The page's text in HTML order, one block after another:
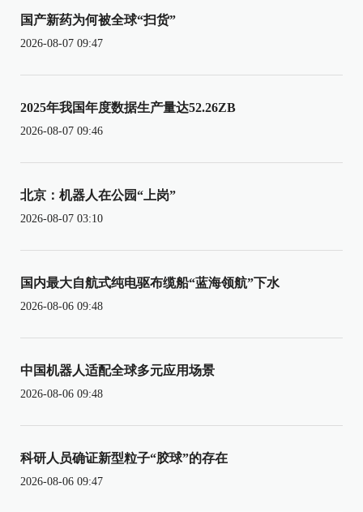
国产新药为何被全球“扫货”
2026-08-07 09:47
2025年我国年度数据生产量达52.26ZB
2026-08-07 09:46
北京：机器人在公园“上岗”
2026-08-07 03:10
国内最大自航式纯电驱布缆船“蓝海领航”下水
2026-08-06 09:48
中国机器人适配全球多元应用场景
2026-08-06 09:48
科研人员确证新型粒子“胶球”的存在
2026-08-06 09:47